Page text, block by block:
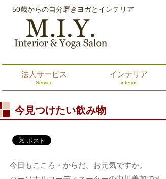
50歳からの自分磨きヨガとインテリア
法人サービス
Service
インテリア
interior
今見つけたい飲み物
今日もこころ・からだ。お元気ですか。